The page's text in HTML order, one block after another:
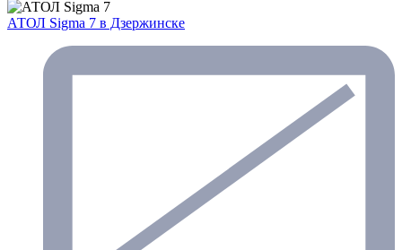
АТОЛ Sigma 7 в Дзержинске